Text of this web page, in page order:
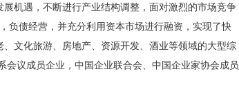
机遇，不断进行产业结构调整，面对激烈的市场竞争
负债经营，并充分利用资本市场进行融资，实现了快
文化旅游、房地产、资源开发、酒业等领域的大型综
议成员企业，中国企业联合会、中国企业家协会成员